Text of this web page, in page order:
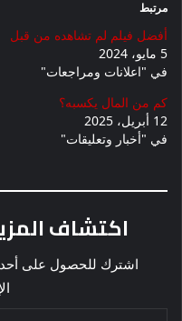
مرتبط
أفضل فيلم لم تشاهده من قبل
5 مايو، 2024
في "اعلانات ومراجعات"
كم من المال يكسبه؟
12 أبريل، 2025
في "أخبار وتعليقات"
اكتشاف
اشترك للحصول على